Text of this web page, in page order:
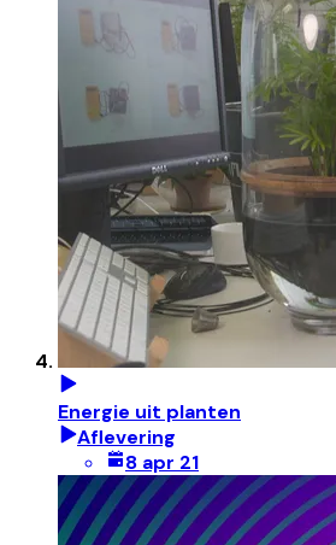
Energie uit planten
Aflevering
8 apr 21